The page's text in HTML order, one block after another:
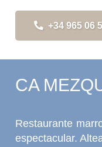
+34 965 06
CA
Restaurante
espectacular.